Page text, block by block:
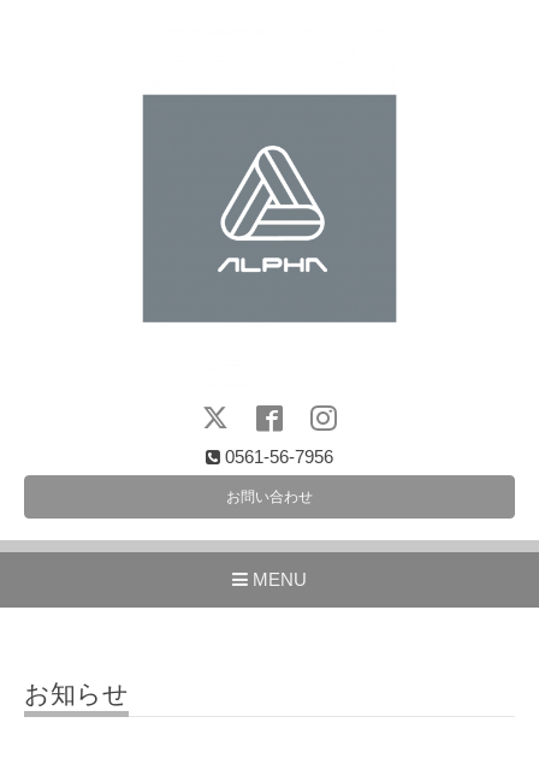
0561-56-7956
お問い合わせ
MENU
お知らせ